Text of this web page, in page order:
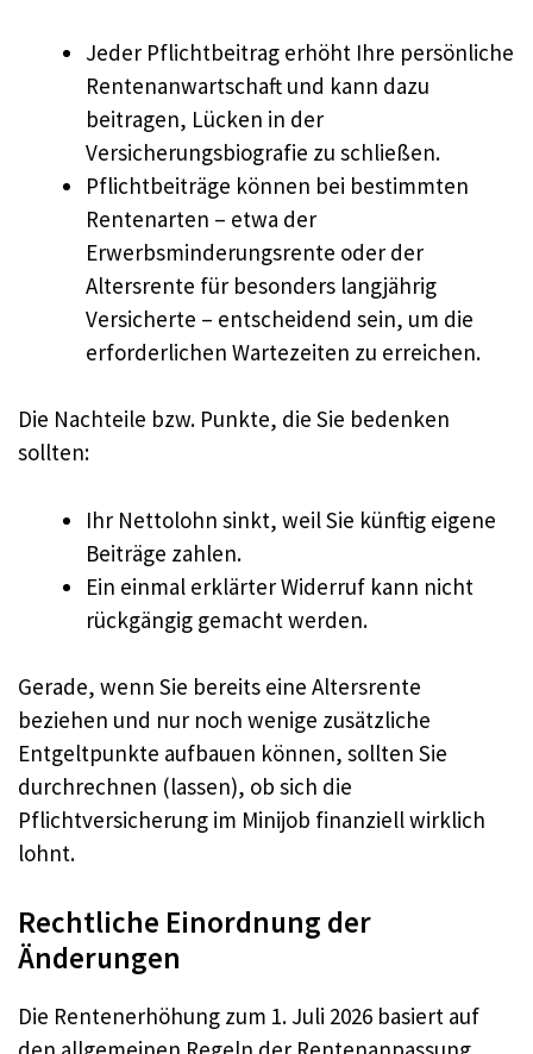
Jeder Pflichtbeitrag erhöht Ihre persönliche
Rentenanwartschaft und kann dazu
beitragen, Lücken in der
Versicherungsbiografie zu schließen.
Pflichtbeiträge können bei bestimmten
Rentenarten – etwa der
Erwerbsminderungsrente oder der
Altersrente für besonders langjährig
Versicherte – entscheidend sein, um die
erforderlichen Wartezeiten zu erreichen.
Die Nachteile bzw. Punkte, die Sie bedenken
sollten:
Ihr Nettolohn sinkt, weil Sie künftig eigene
Beiträge zahlen.
Ein einmal erklärter Widerruf kann nicht
rückgängig gemacht werden.
Gerade, wenn Sie bereits eine Altersrente
beziehen und nur noch wenige zusätzliche
Entgeltpunkte aufbauen können, sollten Sie
durchrechnen (lassen), ob sich die
Pflichtversicherung im Minijob finanziell wirklich
lohnt.
Rechtliche Einordnung der
Änderungen
Die Rentenerhöhung zum 1. Juli 2026 basiert auf